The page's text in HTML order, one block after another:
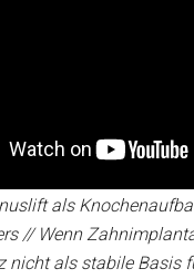
als
// Wenn
nicht als stabile Basis